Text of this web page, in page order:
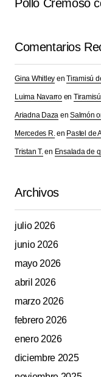
Your Name*
Your E-mail*
Pollo Cremoso
Comentarios
Gina Whitley enTiramisú
Luima Navarroen
Ariadna Daza enSalmón
Mercedes R.en Pastel de
Tristan T.en Ensalada de
Archivos
julio 2026
junio 2026
mayo 2026
abril 2026
marzo 2026
febrero 2026
enero 2026
diciembre 2025